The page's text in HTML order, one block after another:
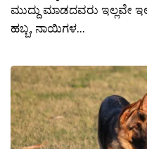
ಮುದ್ದು ಮಾಡದವರು ಇಲ್ಲವೇ
ಹಬ್ಬ, ನಾಯಿಗಳ...